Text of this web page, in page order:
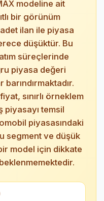
modeline ait
bir görünüm
ilan ile piyasa
düşüktür. Bu
süreçlerinde
piyasa değeri
sınırlı örneklem
temsil
piyasasındaki
segment ve düşük
model için dikkate